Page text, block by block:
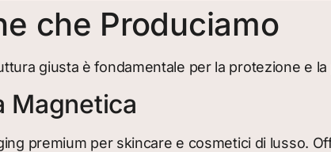
che Produciamo
giusta è fondamentale per la protezione e
Magnetica
premium per skincare e cosmetici di lusso.